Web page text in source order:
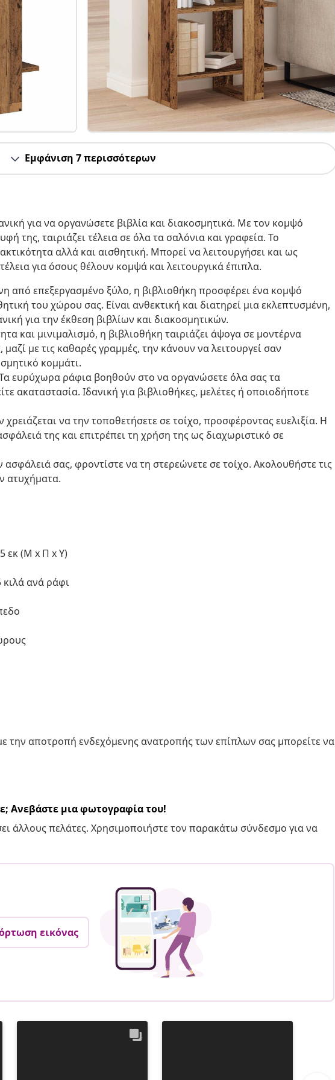
Εμφάνιση 7 περισσότερων
για να οργανώσετε βιβλία και διακοσμητικά. Με τον κομψό
της, ταιριάζει τέλεια σε όλα τα σαλόνια και γραφεία. Το
αλλά και αισθητική. Μπορεί να λειτουργήσει και ως
για όσους θέλουν κομψά και λειτουργικά έπιπλα.
από επεξεργασμένο ξύλο, η βιβλιοθήκη προσφέρει ένα κομψό
του χώρου σας. Είναι ανθεκτική και διατηρεί μια εκλεπτυσμένη,
για την έκθεση βιβλίων και διακοσμητικών.
και μινιμαλισμό, η βιβλιοθήκη ταιριάζει άψογα σε μοντέρνα
με τις καθαρές γραμμές, την κάνουν να λειτουργεί σαν
κομμάτι.
ευρύχωρα ράφια βοηθούν στο να οργανώσετε όλα σας τα
ακαταστασία. Ιδανική για βιβλιοθήκες, μελέτες ή οποιοδήποτε
χρειάζεται να την τοποθετήσετε σε τοίχο, προσφέροντας ευελιξία. Η
της και επιτρέπει τη χρήση της ως διαχωριστικό σε
ασφάλειά σας, φροντίστε να τη στερεώνετε σε τοίχο. Ακολουθήστε τις
ατυχήματα.
εκ (Μ x Π x Υ)
ανά ράφι
την αποτροπή ενδεχόμενης ανατροπής των επίπλων σας μπορείτε να
Ανεβάστε μια φωτογραφία του!
άλλους πελάτες. Χρησιμοποιήστε τον παρακάτω σύνδεσμο για να
εικόνας